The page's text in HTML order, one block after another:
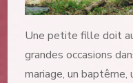
Une petite fille doit
grandes occasions
mariage, un baptême,